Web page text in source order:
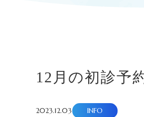
12月の初診予
2023.12.03 INFO